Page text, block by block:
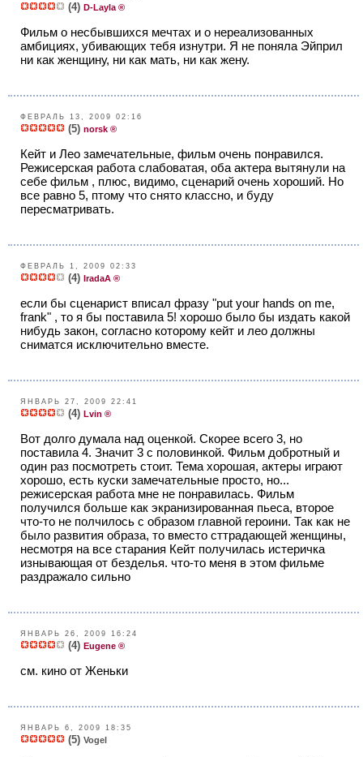
(4) D-Layla ®
Фильм о несбывшихся мечтах и о нереализованных
амбициях, убивающих тебя изнутри. Я не поняла Эйприл
ни как женщину, ни как мать, ни как жену.
ФЕВРАЛЬ 13, 2009 02:16
(5) norsk ®
Кейт и Лео замечательные, фильм очень понравился.
Режисерская работа слабоватая, оба актера вытянули на
себе фильм , плюс, видимо, сценарий очень хороший. Но
все равно 5, птому что снято классно, и буду
пересматривать.
ФЕВРАЛЬ 1, 2009 02:33
(4) IradaA ®
если бы сценарист вписал фразу "put your hands on me,
frank" , то я бы поставила 5! хорошо было бы издать какой
нибудь закон, согласно которому кейт и лео должны
сниматся исключительно вместе.
ЯНВАРЬ 27, 2009 22:41
(4) Lvin ®
Вот долго думала над оценкой. Скорее всего 3, но
поставила 4. Значит 3 с половинкой. Фильм добротный и
один раз посмотреть стоит. Тема хорошая, актеры играют
хорошо, есть куски замечательные просто, но...
режисерская работа мне не понравилась. Фильм
получился больше как экранизированная пьеса, второе
что-то не полчилось с образом главной героини. Так как не
было развития образа, то вместо сттрадающей женщины,
несмотря на все старания Кейт получилась истеричка
изнывающая от безделья. что-то меня в этом фильме
раздражало сильно
ЯНВАРЬ 26, 2009 16:24
(4) Eugene ®
см. кино от Женьки
ЯНВАРЬ 6, 2009 18:35
(5) Vogel